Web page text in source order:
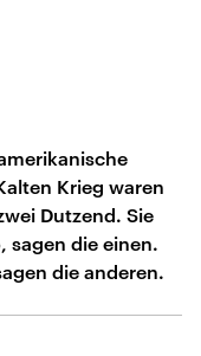
Krieg waren
Dutzend. Sie
sagen die einen.
die anderen.